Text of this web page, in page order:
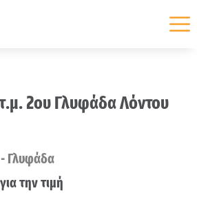
2ου Γλυφάδα Λόντου
Γλυφάδα
την τιμή